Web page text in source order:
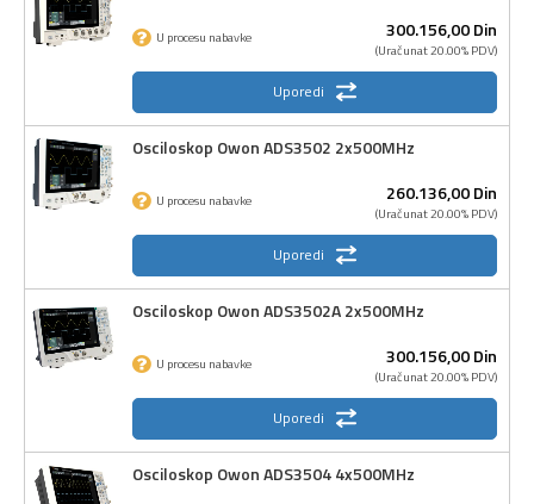
300.156,00Din
(Uračunat 20.00% PDV)
U procesu nabavke
Uporedi
Osciloskop Owon ADS3502 2x500MHz
260.136,00Din
(Uračunat 20.00% PDV)
U procesu nabavke
Uporedi
Osciloskop Owon ADS3502A 2x500MHz
300.156,00Din
(Uračunat 20.00% PDV)
U procesu nabavke
Uporedi
Osciloskop Owon ADS3504 4x500MHz